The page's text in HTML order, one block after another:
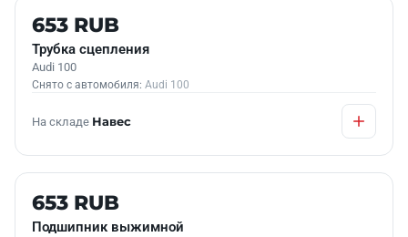
Б/У В НАЛИЧИИ
653 RUB
Трубка сцепления
Audi 100
Снято с автомобиля: Audi 100
На складе Навес
Б/У В НАЛИЧИИ
653 RUB
Подшипник выжимной